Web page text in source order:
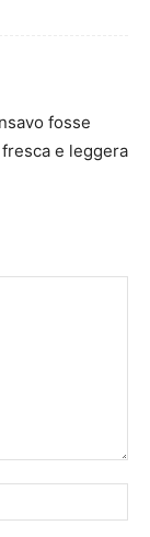
fosse
e leggera